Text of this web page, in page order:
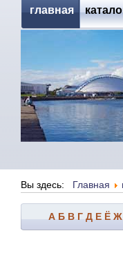
главная
Вы здесь: Главная
А Б В Г Д Е Ё Ж